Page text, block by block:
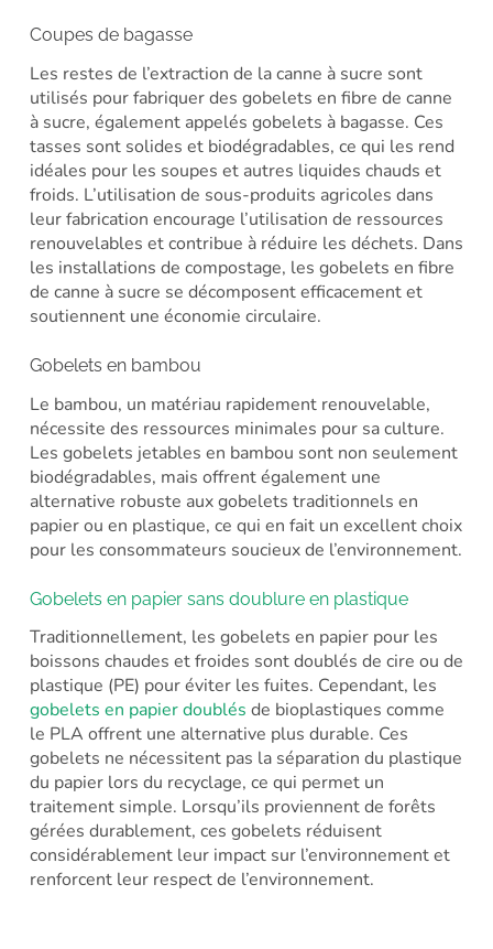
Coupes de bagasse
Les restes de l’extraction de la canne à sucre sont
utilisés pour fabriquer des gobelets en fibre de canne
à sucre, également appelés gobelets à bagasse. Ces
tasses sont solides et biodégradables, ce qui les rend
idéales pour les soupes et autres liquides chauds et
froids. L’utilisation de sous-produits agricoles dans
leur fabrication encourage l’utilisation de ressources
renouvelables et contribue à réduire les déchets. Dans
les installations de compostage, les gobelets en fibre
de canne à sucre se décomposent efficacement et
soutiennent une économie circulaire.
Gobelets en bambou
Le bambou, un matériau rapidement renouvelable,
nécessite des ressources minimales pour sa culture.
Les gobelets jetables en bambou sont non seulement
biodégradables, mais offrent également une
alternative robuste aux gobelets traditionnels en
papier ou en plastique, ce qui en fait un excellent choix
pour les consommateurs soucieux de l’environnement.
Gobelets en papier sans doublure en plastique
Traditionnellement, les gobelets en papier pour les
boissons chaudes et froides sont doublés de cire ou de
plastique (PE) pour éviter les fuites. Cependant, les
gobelets en papier doublés de bioplastiques comme
le PLA offrent une alternative plus durable. Ces
gobelets ne nécessitent pas la séparation du plastique
du papier lors du recyclage, ce qui permet un
traitement simple. Lorsqu’ils proviennent de forêts
gérées durablement, ces gobelets réduisent
considérablement leur impact sur l’environnement et
renforcent leur respect de l’environnement.